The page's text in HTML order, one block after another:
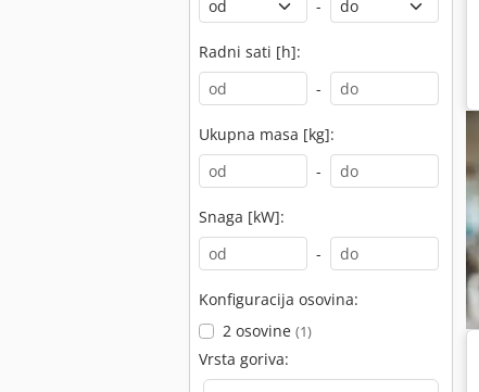
-
Radni sati [h]:
-
Ukupna masa [kg]:
-
Snaga [kW]:
-
Konfiguracija osovina:
2 osovine (1)
Vrsta goriva: